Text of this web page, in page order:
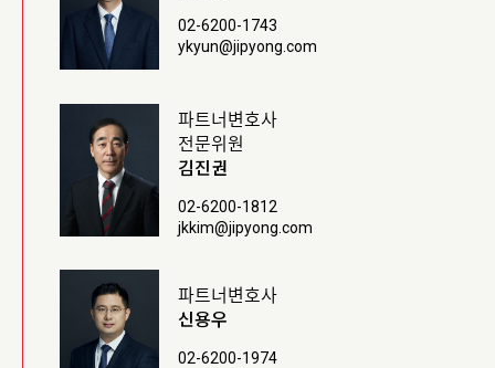
02-6200-1743
ykyun@jipyong.com
파트너변호사
전문위원
김진권
02-6200-1812
jkkim@jipyong.com
파트너변호사
신용우
02-6200-1974